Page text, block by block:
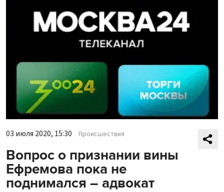
03 июля 2020, 15:30 Происшествия
Вопрос о признании вины
Ефремова пока не
поднимался – адвокат